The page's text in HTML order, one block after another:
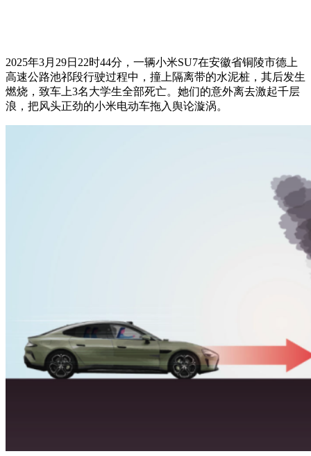
2025年3月29日22时44分，一辆小米SU7在安徽省铜陵市德上
高速公路池祁段行驶过程中，撞上隔离带的水泥桩，其后发生
燃烧，致车上3名大学生全部死亡。她们的意外离去激起千层
浪，把风头正劲的小米电动车拖入舆论漩涡。